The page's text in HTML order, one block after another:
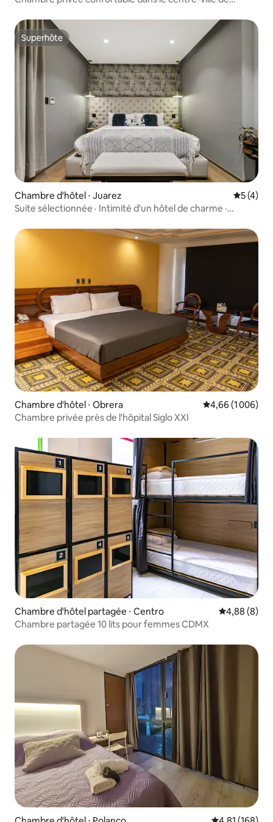
Superhôte
Superhôte
Chambre d'hôtel ⋅ Juarez
5 (4)
Suite sélectionnée · Intimité d'un hôtel de charme ·
Chambre d'hôtel ⋅ Obrera Évaluation
4,66 (1 006)
Chambre privée près de l'hôpital Siglo XXI
Chambre d'hôtel partagée ⋅ Centro Évaluation
4,88 (8)
Chambre partagée 10 lits pour femmes CDMX